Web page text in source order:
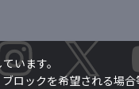
います。
ロックを希望される場合